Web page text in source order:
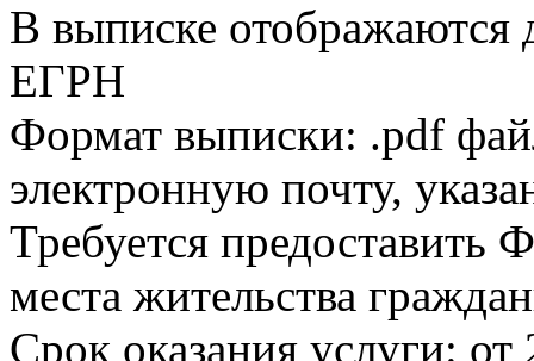
В выписке
ЕГРН
Формат выписки: .pdf
электронную почту,
Требуется
места жительства
Срок оказания услуги: от